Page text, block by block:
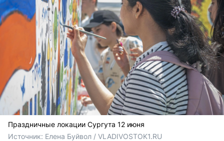
Праздничные локации Сургута 12 июня
Источник: Елена Буйвол / VLADIVOSTOK1.RU